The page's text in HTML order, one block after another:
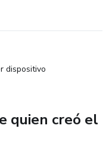
dispositivo
quien creó el